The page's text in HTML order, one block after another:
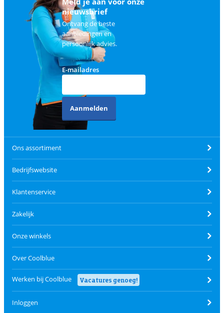
nieuwsbrief
Ontvang de beste
aanbiedingen en
persoonlijk advies.
E-mailadres
Aanmelden
Ons assortiment
Bedrijfswebsite
Klantenservice
Zakelijk
Onze winkels
Over Coolblue
Werken bij Coolblue Vacatures genoeg!
Inloggen